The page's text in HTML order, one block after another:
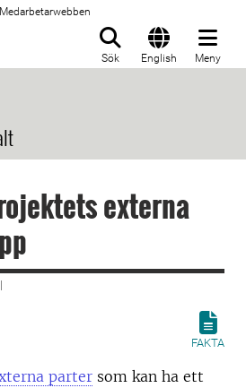
Medarbetarwebben
Sök English Meny
externa
FAKTA
parter som kan ha ett